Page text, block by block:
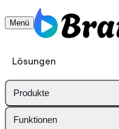
Menü
Lösungen
Produkte
Funktionen